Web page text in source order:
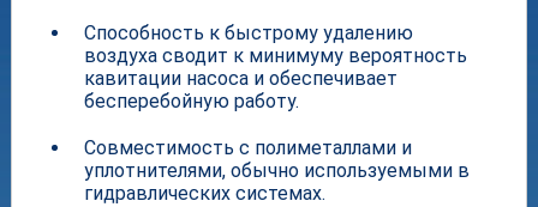
Способность к быстрому удалению
воздуха сводит к минимуму вероятность
кавитации насоса и обеспечивает
бесперебойную работу.
Совместимость с полиметаллами и
уплотнителями, обычно используемыми в
гидравлических системах.